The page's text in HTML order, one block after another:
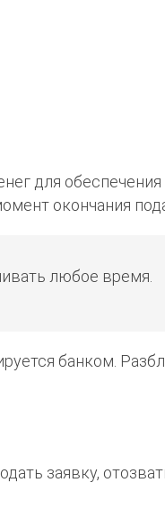
для обеспечения
окончания
любое время.
банком.
заявку,